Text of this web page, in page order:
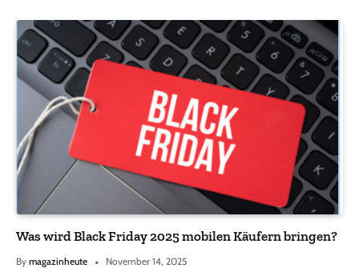
Was wird Black Friday 2025 mobilen Käufern bringen?
By magazinheute November 14, 2025